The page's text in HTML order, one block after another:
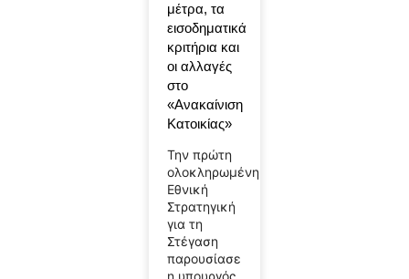
μέτρα, τα
εισοδηματικά
κριτήρια και
οι αλλαγές
στο
«Ανακαίνιση
Κατοικίας»
Την πρώτη
ολοκληρωμένη
Εθνική
Στρατηγική
για τη
Στέγαση
παρουσίασε
η υπουργός